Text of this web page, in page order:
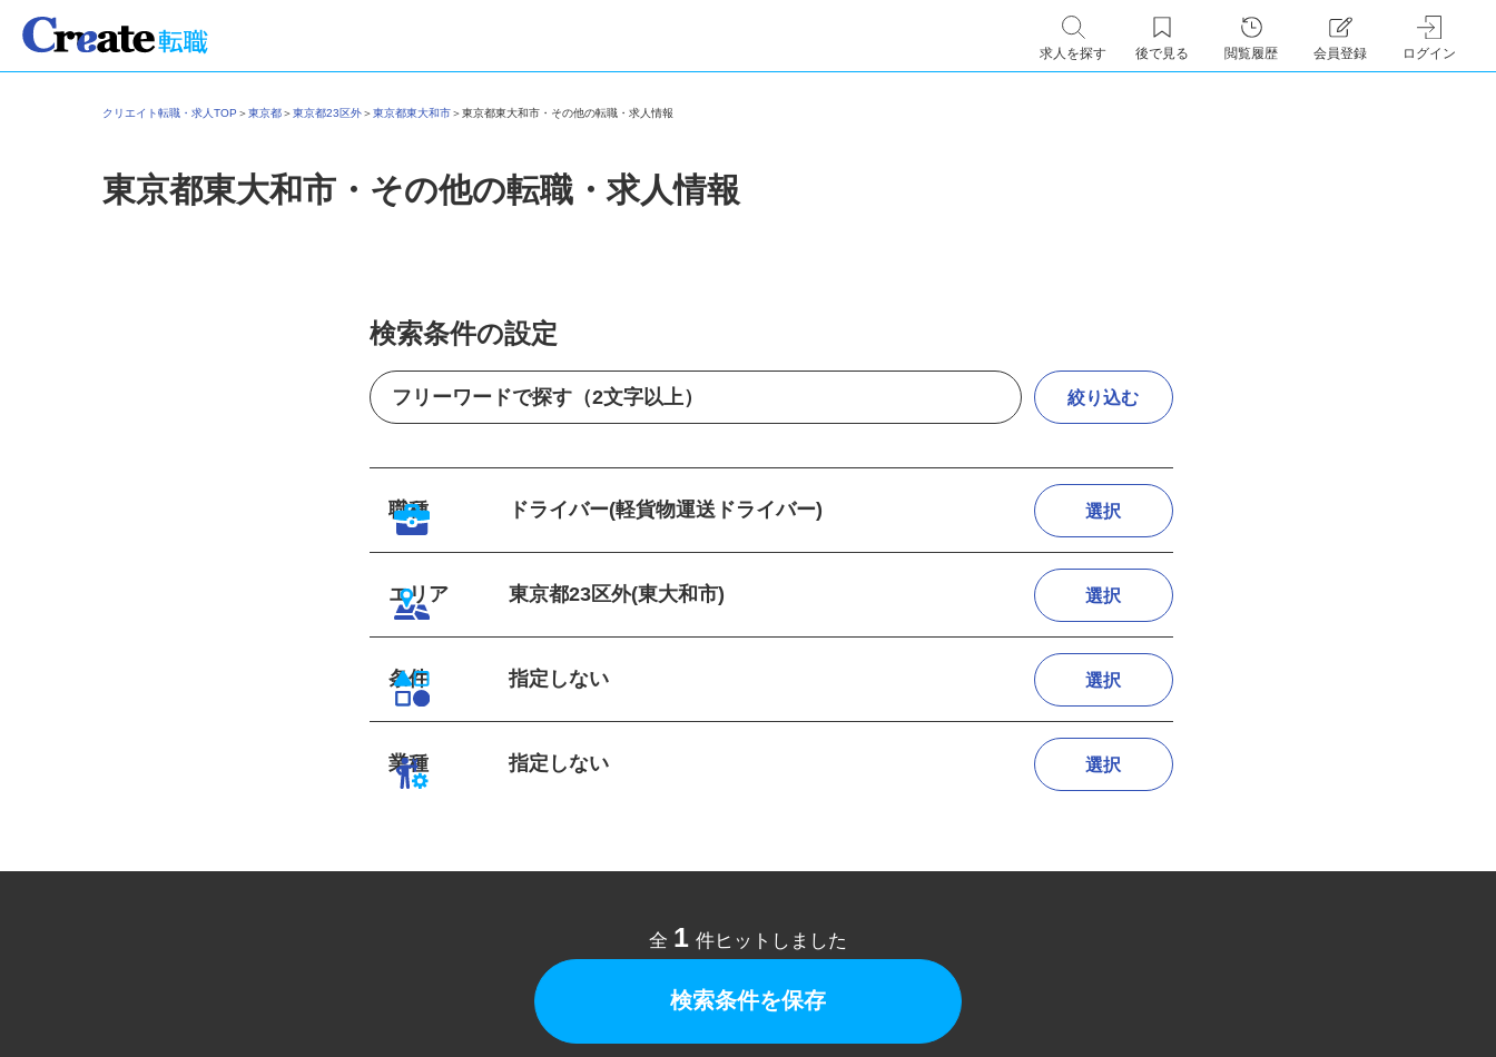
求人を探す 後で見る 閲覧履歴 会員登録 ログイン
クリエイト転職・求人TOP＞東京都＞東京都23区外＞東京都東大和市＞東京都東大和市・その他の転職・求人情報
東京都東大和市・その他の転職・求人情報
検索条件の設定
絞り込む
職種 ドライバー(軽貨物運送ドライバー) 選択
エリア 東京都23区外(東大和市) 選択
条件 指定しない 選択
業種 指定しない 選択
全1件ヒットしました
検索条件を保存